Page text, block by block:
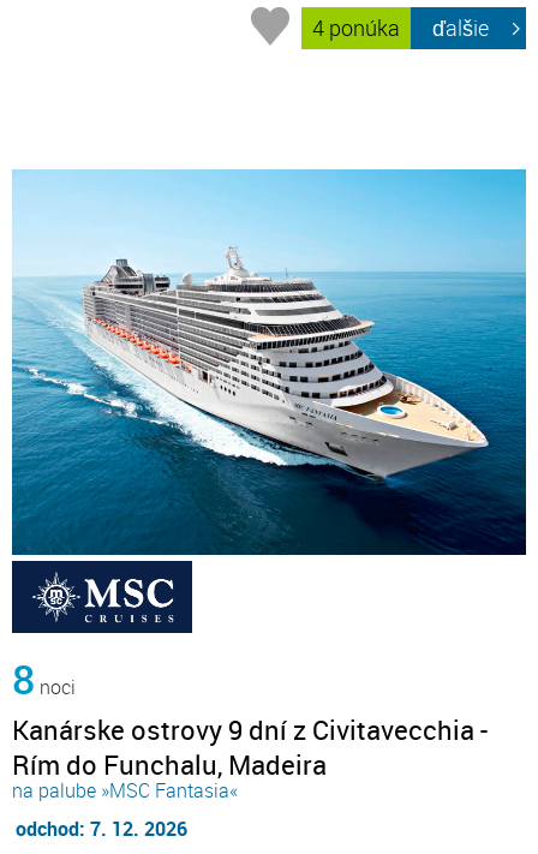
4 ponúka ďalšie
8 noci
Kanárske ostrovy 9 dní z Civitavecchia -
Rím do Funchalu, Madeira
na palube »MSC Fantasia«
odchod: 7. 12. 2026